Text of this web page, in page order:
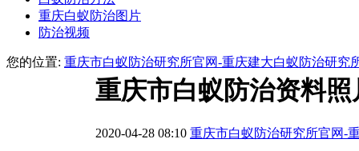
重庆白蚁防治图片
防治视频
您的位置: 重庆市白蚁防治研究所官网-重庆建大白蚁防治研究
重庆市白蚁防治资料
2020-04-28 08:10 重庆市白蚁防治研究所官网-